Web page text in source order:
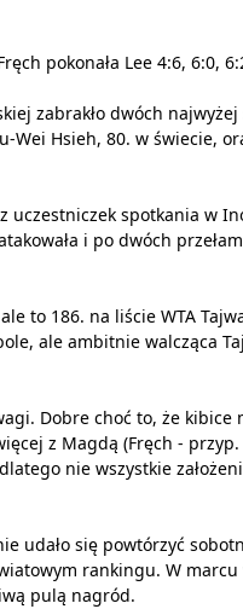
pokonała Lee 4:6, 6:0,
zabrakło dwóch
Hsieh, 80. w świecie,
spotkania w
i po dwóch
to 186. na liście WTA
ale ambitnie walcząca
Dobre choć to, że
z Magdą (Fręch -
nie wszystkie
udało się powtórzyć
rankingu. W
pulą nagród.